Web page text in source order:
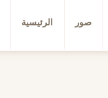
صور الرئيسية